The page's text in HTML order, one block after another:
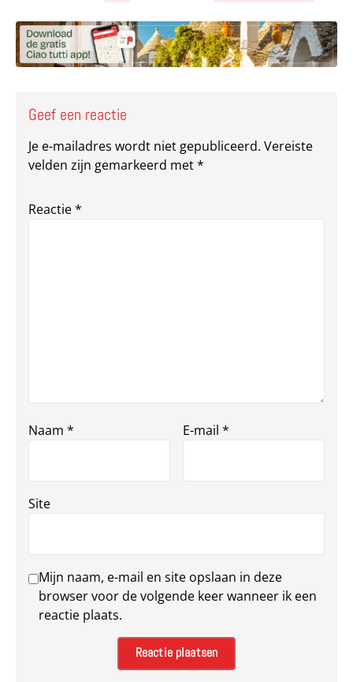
Geef een reactie
Je e-mailadres wordt niet gepubliceerd. Vereiste
velden zijn gemarkeerd met*
Reactie*
Naam * E-mail *
Site
Mijn naam, e-mail en site opslaan in deze
browser voor de volgende keer wanneer ik een
reactie plaats.